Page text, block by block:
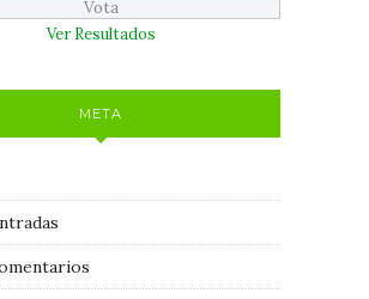
Ver Resultados
META